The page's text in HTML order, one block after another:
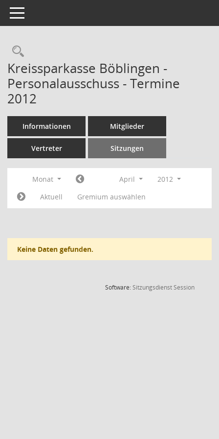
Toggle navigation
Rechercheauswahl
Kreissparkasse Böblingen -
Personalausschuss - Termine
2012
Informationen Mitglieder
Vertreter Sitzungen
Monat April
2012
Aktuell
Gremium auswählen
Keine Daten gefunden.
Software:SitzungsdienstSession(Wird in